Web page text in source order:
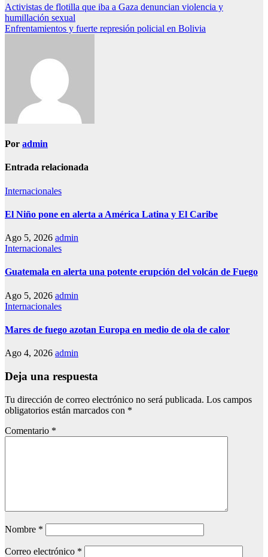
Navegación
de
Activistas de flotilla que iba a Gaza denuncian violencia y
humillación sexual
Enfrentamientos y fuerte represión policial en Bolivia
Por admin
Entrada relacionada
Internacionales
El Niño pone en alerta a América Latina y El Caribe
Ago 5, 2026 admin
Internacionales
Guatemala en alerta una potente erupción del volcán de Fuego
Ago 5, 2026 admin
Internacionales
Mares de fuego azotan Europa en medio de ola de calor
Ago 4, 2026 admin
Deja una respuesta
Tu dirección de correo electrónico no será publicada. Los campos
obligatorios están marcados con *
Comentario *
Nombre *
Correo electrónico *